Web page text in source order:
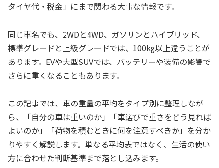
タイヤ代・税金」にまで関わる大事な情報です。
同じ車名でも、2WDと4WD、ガソリンとハイブリッド、
標準グレードと上級グレードでは、100kg以上違うことが
あります。EVや大型SUVでは、バッテリーや装備の影響で
さらに重くなることもあります。
この記事では、車の重量の平均をタイプ別に整理しなが
ら、「自分の車は重いのか」「車選びで重さをどう見れば
よいのか」「荷物を積むときに何を注意すべきか」を分か
りやすく解説します。単なる平均表ではなく、生活の使い
方に合わせた判断基準まで落とし込みます。